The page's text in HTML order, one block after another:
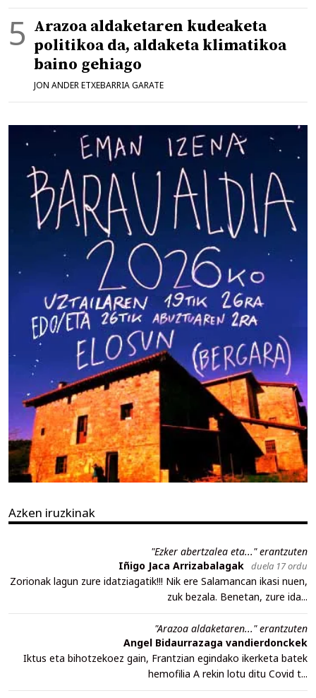
Arazoa aldaketaren kudeaketa
politikoa da, aldaketa klimatikoa
baino gehiago
JON ANDER ETXEBARRIA GARATE
Azken iruzkinak
"Ezker abertzalea eta..." erantzuten
Iñigo Jaca Arrizabalagak duela 17 ordu
Zorionak lagun zure idatziagatik!!! Nik ere Salamancan ikasi nuen,
zuk bezala. Benetan, zure ida...
"Arazoa aldaketaren..." erantzuten
Angel Bidaurrazaga vandierdonckek
Iktus eta bihotzekoez gain, Frantzian egindako ikerketa batek
hemofilia A rekin lotu ditu Covid t...